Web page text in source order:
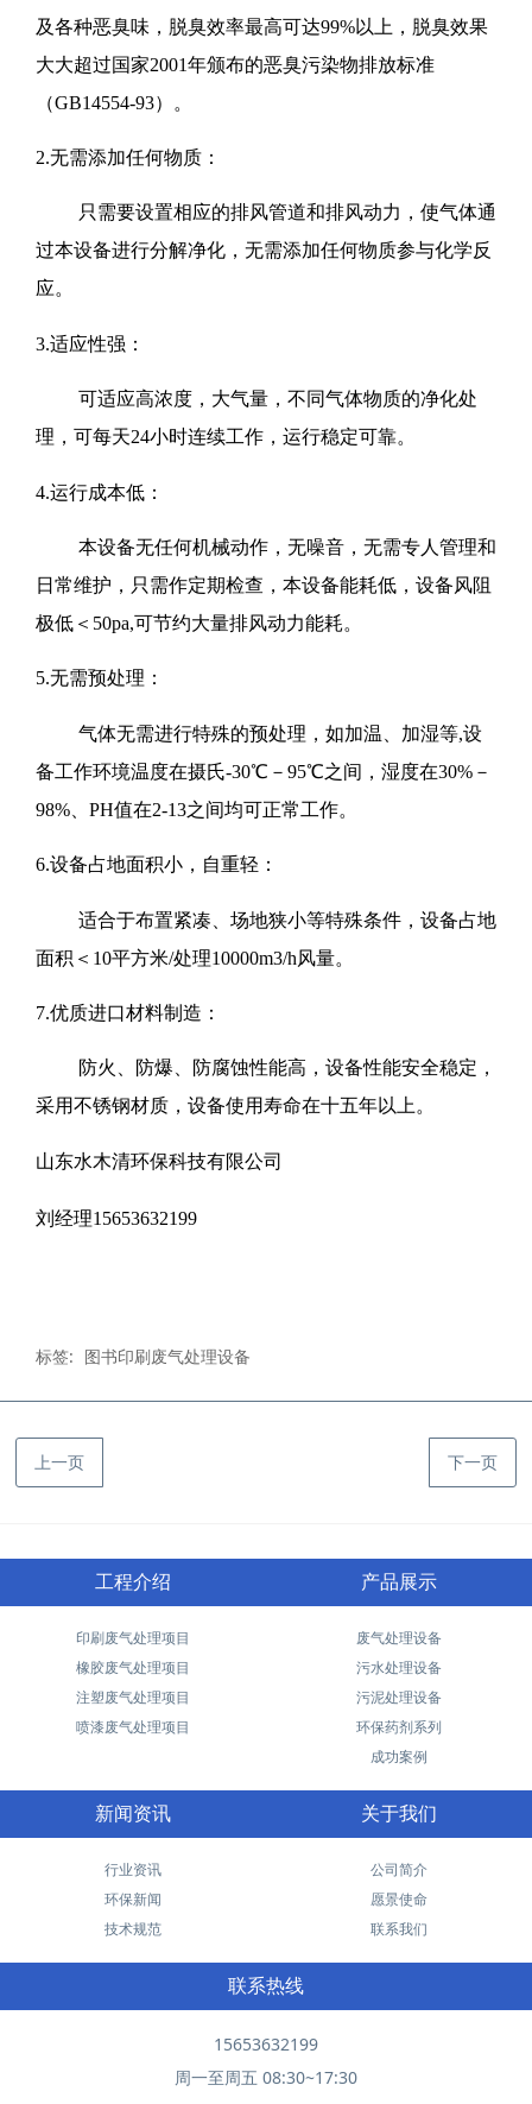
及各种恶臭味，脱臭效率最高可达99%以上，脱臭效果
大大超过国家2001年颁布的恶臭污染物排放标准
（GB14554-93）。
2.无需添加任何物质：
只需要设置相应的排风管道和排风动力，使气体通
过本设备进行分解净化，无需添加任何物质参与化学反
应。
3.适应性强：
可适应高浓度，大气量，不同气体物质的净化处
理，可每天24小时连续工作，运行稳定可靠。
4.运行成本低：
本设备无任何机械动作，无噪音，无需专人管理和
日常维护，只需作定期检查，本设备能耗低，设备风阻
极低＜50pa,可节约大量排风动力能耗。
5.无需预处理：
气体无需进行特殊的预处理，如加温、加湿等,设
备工作环境温度在摄氏-30℃－95℃之间，湿度在30%－
98%、PH值在2-13之间均可正常工作。
6.设备占地面积小，自重轻：
适合于布置紧凑、场地狭小等特殊条件，设备占地
面积＜10平方米/处理10000m3/h风量。
7.优质进口材料制造：
防火、防爆、防腐蚀性能高，设备性能安全稳定，
采用不锈钢材质，设备使用寿命在十五年以上。
山东水木清环保科技有限公司
刘经理15653632199
标签: 图书印刷废气处理设备
上一页 下一页
工程介绍
印刷废气处理项目
橡胶废气处理项目
注塑废气处理项目
喷漆废气处理项目
产品展示
废气处理设备
污水处理设备
污泥处理设备
环保药剂系列
成功案例
新闻资讯
行业资讯
环保新闻
技术规范
关于我们
公司简介
愿景使命
联系我们
联系热线
15653632199
周一至周五 08:30~17:30